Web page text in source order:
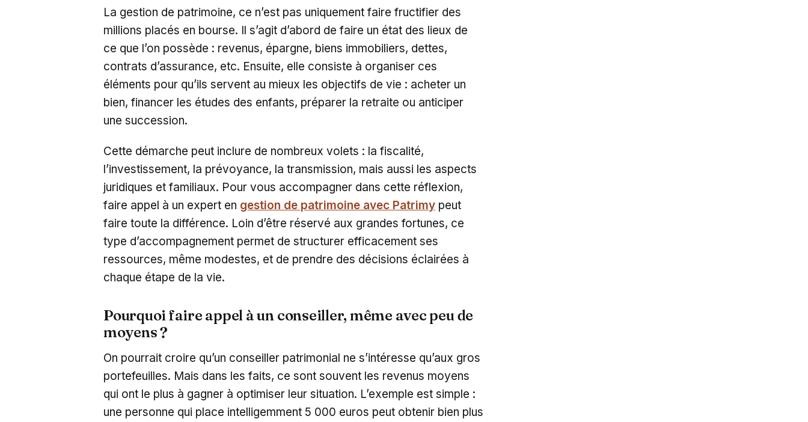
La gestion de patrimoine, ce n’est pas uniquement faire fructifier des
millions placés en bourse. Il s’agit d’abord de faire un état des lieux de
ce que l’on possède : revenus, épargne, biens immobiliers, dettes,
contrats d’assurance, etc. Ensuite, elle consiste à organiser ces
éléments pour qu’ils servent au mieux les objectifs de vie : acheter un
bien, financer les études des enfants, préparer la retraite ou anticiper
une succession.
Cette démarche peut inclure de nombreux volets : la fiscalité,
l’investissement, la prévoyance, la transmission, mais aussi les aspects
juridiques et familiaux. Pour vous accompagner dans cette réflexion,
faire appel à un expert en gestion de patrimoine avec Patrimy peut
faire toute la différence. Loin d’être réservé aux grandes fortunes, ce
type d’accompagnement permet de structurer efficacement ses
ressources, même modestes, et de prendre des décisions éclairées à
chaque étape de la vie.
Pourquoi faire appel à un conseiller, même avec peu de
moyens ?
On pourrait croire qu’un conseiller patrimonial ne s’intéresse qu’aux gros
portefeuilles. Mais dans les faits, ce sont souvent les revenus moyens
qui ont le plus à gagner à optimiser leur situation. L’exemple est simple :
une personne qui place intelligemment 5 000 euros peut obtenir bien plus